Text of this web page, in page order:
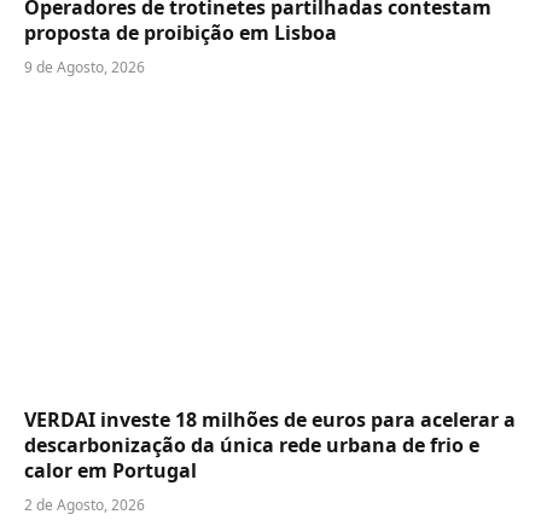
Operadores de trotinetes partilhadas contestam
proposta de proibição em Lisboa
9 de Agosto, 2026
VERDAI investe 18 milhões de euros para acelerar a
descarbonização da única rede urbana de frio e
calor em Portugal
2 de Agosto, 2026